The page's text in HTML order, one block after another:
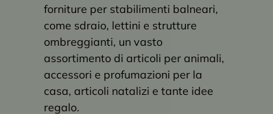
forniture per stabilimenti balneari,
come sdraio, lettini e strutture
ombreggianti, un vasto
assortimento di articoli per animali,
accessori e profumazioni per la
casa, articoli natalizi e tante idee
regalo.